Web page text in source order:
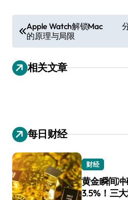
章
导
航
Apple Watch解锁Mac
的原理与局限
相关文章
每日财经
财经
黄金瞬间
3.5%！三